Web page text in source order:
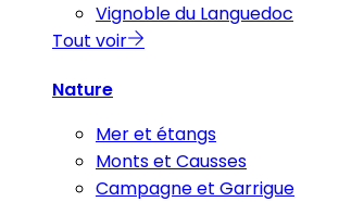
Vignoble du Languedoc
Tout voir
Nature
Mer et étangs
Monts et Causses
Campagne et Garrigue